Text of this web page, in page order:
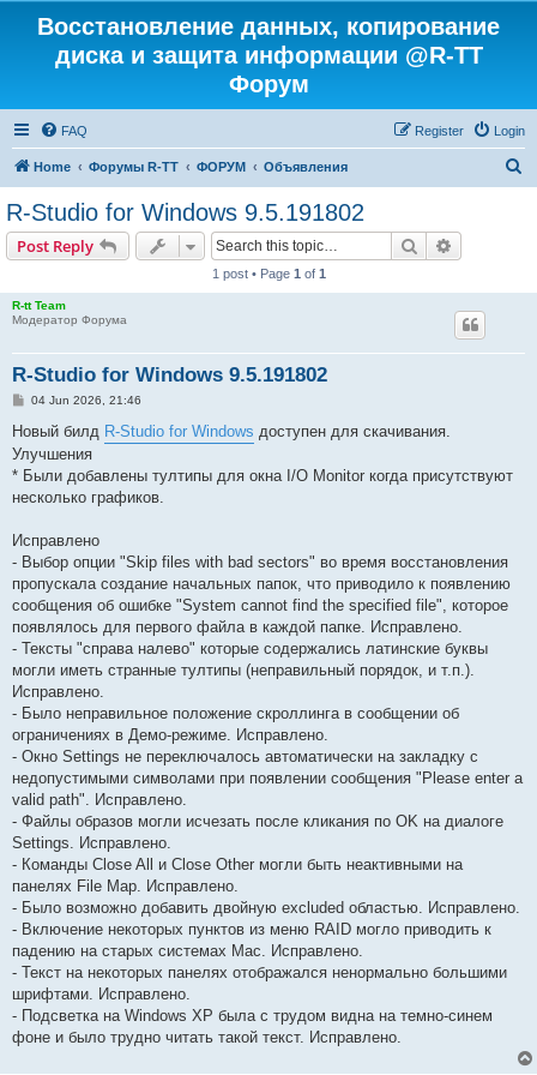
Восстановление данных, копирование
диска и защита информации @R-TT
Форум
FAQ Login
Register
Home Форумы R-TT ФОРУМ Объявления
R-Studio for Windows 9.5.191802
Post Reply Search
1 post • Page 1 of 1
R-tt Team
Модератор Форума
R-Studio for Windows 9.5.191802
P
s
04 Jun 2026, 21:46
Новый билд R-Studio for Windows доступен для скачивания.
Улучшения
* Были добавлены тултипы для окна I/O Monitor когда присутствуют
несколько графиков.
Исправлено
- Выбор опции "Skip files with bad sectors" во время восстановления
пропускала создание начальных папок, что приводило к появлению
сообщения об ошибке "System cannot find the specified file", которое
появлялось для первого файла в каждой папке. Исправлено.
- Тексты "справа налево" которые содержались латинские буквы
могли иметь странные тултипы (неправильный порядок, и т.п.).
Исправлено.
- Было неправильное положение скроллинга в сообщении об
ограничениях в Демо-режиме. Исправлено.
- Окно Settings не переключалось автоматически на закладку с
недопустимыми символами при появлении сообщения "Please enter a
valid path". Исправлено.
- Файлы образов могли исчезать после кликания по OK на диалоге
Settings. Исправлено.
- Команды Close All и Close Other могли быть неактивными на
панелях File Map. Исправлено.
- Было возможно добавить двойную excluded областью. Исправлено.
- Включение некоторых пунктов из меню RAID могло приводить к
падению на старых системах Mac. Исправлено.
- Текст на некоторых панелях отображался ненормально большими
шрифтами. Исправлено.
- Подсветка на Windows XP была с трудом видна на темно-синем
фоне и было трудно читать такой текст. Исправлено.